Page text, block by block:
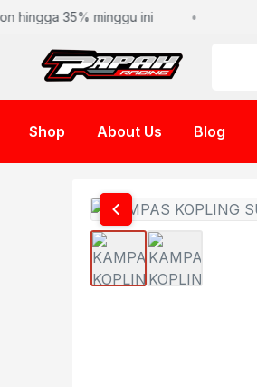
hingga 35% minggu ini
Shop About Us Blog